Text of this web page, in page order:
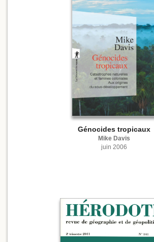
Génocides tropicaux
Mike Davis
juin 2006